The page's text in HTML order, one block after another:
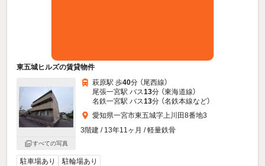
東五城ヒルズの賃貸物件
すべての写真
萩原駅 歩40分 （尾西線）
尾張一宮駅 バス13分 （東海道線）
名鉄一宮駅 バス13分 （名鉄本線など）
愛知県一宮市東五城字上川田8番地3
3階建 / 13年11ヶ月 / 軽量鉄骨
駐車場あり 駐輪場あり